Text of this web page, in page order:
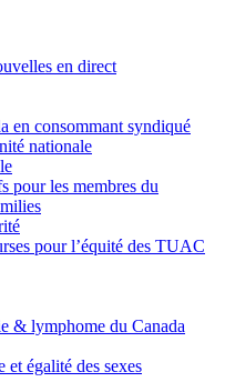
en direct
en consommant syndiqué
nationale
pour les membres du
pour l’équité des TUAC
& lymphome du Canada
égalité des sexes